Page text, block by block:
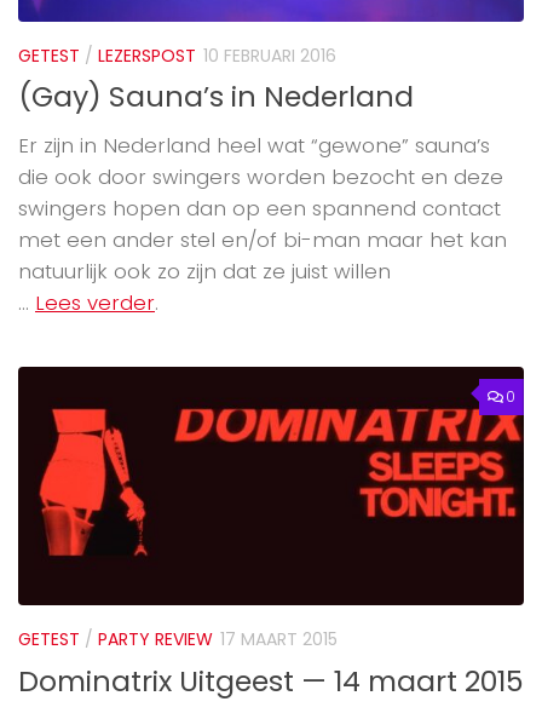
GETEST / LEZERSPOST 10 FEBRUARI 2016
(Gay) Sauna’s in Nederland
Er zijn in Nederland heel wat “gewone” sauna’s
die ook door swingers worden bezocht en deze
swingers hopen dan op een spannend contact
met een ander stel en/of bi-man maar het kan
natuurlijk ook zo zijn dat ze juist willen
... Lees verder.
0
GETEST / PARTY REVIEW 17 MAART 2015
Dominatrix Uitgeest — 14 maart 2015